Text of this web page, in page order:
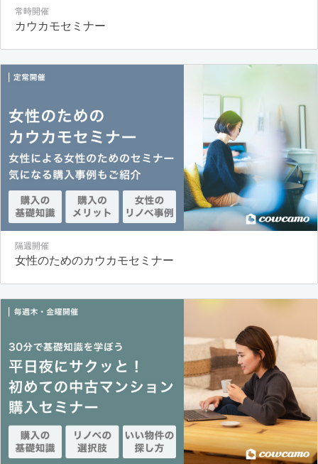
常時開催
カウカモセミナー
隔週開催
女性のためのカウカモセミナー